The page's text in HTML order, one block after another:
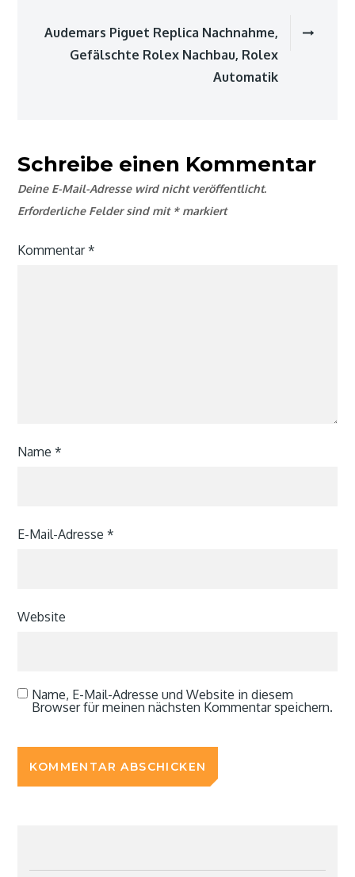
Audemars Piguet Replica Nachnahme,
Gefälschte Rolex Nachbau, Rolex
Automatik
Schreibe einen Kommentar
Deine E-Mail-Adresse wird nicht veröffentlicht.
Erforderliche Felder sind mit *markiert
Kommentar*
Name*
E-Mail-Adresse*
Website
Name, E-Mail-Adresse und Website in diesem
Browser für meinen nächsten Kommentar speichern.